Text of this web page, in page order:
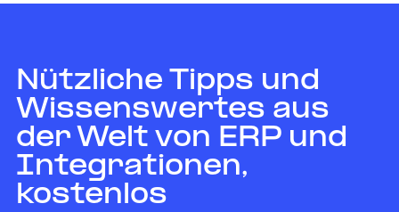
Nützliche Tipps und
Wissenswertes aus
der Welt von ERP und
Integrationen,
kostenlos